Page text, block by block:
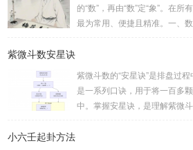
的“数”，再由“数”定“象”。在
最为常用、便捷且精准。一、
卦。如果数字是偶数位，则前
分比后部分少一位。例如，数
位...
紫微斗数安星诀
紫微斗数的“安星诀”是排盘过
是一系列口诀，用于将一百多
中。掌握安星诀，是理解紫微
小六壬起卦方法